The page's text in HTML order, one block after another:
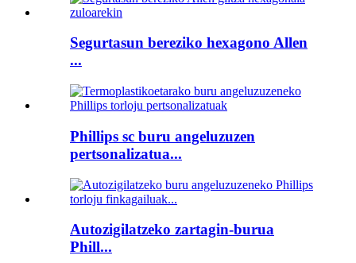
Segurtasun bereziko hexagono Allen
...
Phillips sc buru angeluzuzen
pertsonalizatua...
Autozigilatzeko zartagin-burua
Phill...